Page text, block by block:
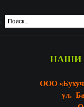
НАШИ
ООО
ул.